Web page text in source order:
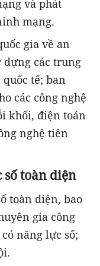
và phát
mạng.
gia về an
dựng các trung
tế; ban
các công nghệ
khối, điện toán
nghệ tiên
toàn diện
toàn diện, bao
gia công
năng lực số;